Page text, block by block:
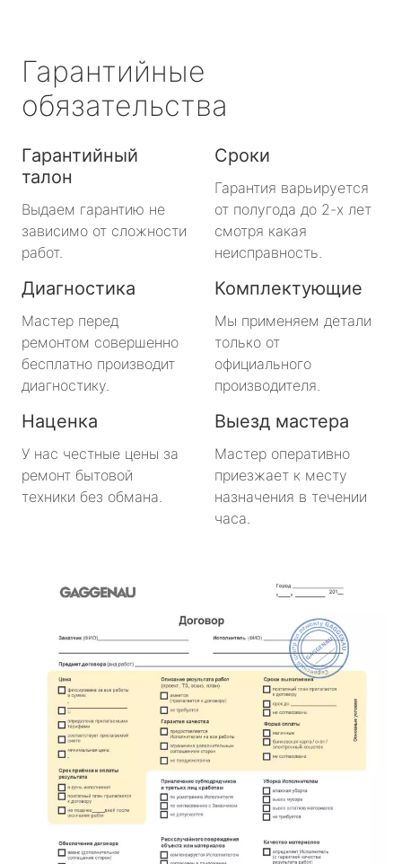
Гарантийные
обязательства
Гарантийный
талон
Выдаем гарантию не
зависимо от сложности
работ.
Сроки
Гарантия варьируется
от полугода до 2-х лет
смотря какая
неисправность.
Диагностика
Мастер перед
ремонтом совершенно
бесплатно производит
диагностику.
Комплектующие
Мы применяем детали
только от
официального
производителя.
Наценка
У нас честные цены за
ремонт бытовой
техники без обмана.
Выезд мастера
Мастер оперативно
приезжает к месту
назначения в течении
часа.